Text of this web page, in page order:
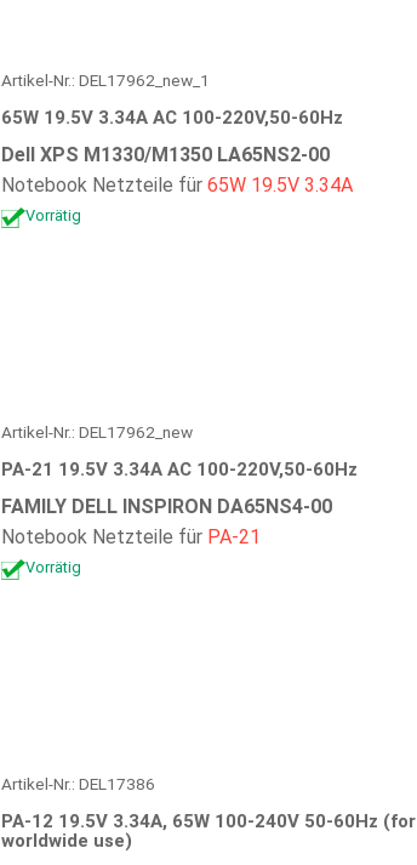
Artikel-Nr.: DEL17962_new_1
65W 19.5V 3.34A AC 100-220V,50-60Hz
Dell XPS M1330/M1350 LA65NS2-00
Notebook Netzteile für65W 19.5V 3.34A
Vorrätig
Artikel-Nr.: DEL17962_new
PA-21 19.5V 3.34A AC 100-220V,50-60Hz
FAMILY DELL INSPIRON DA65NS4-00
Notebook Netzteile für PA-21
Vorrätig
Artikel-Nr.: DEL17386
PA-12 19.5V 3.34A, 65W 100-240V 50-60Hz (for
worldwide use)